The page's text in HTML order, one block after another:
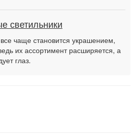
светильники
чаще становится украшением,
их ассортимент расширяется, а
глаз.